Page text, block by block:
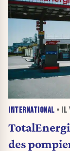
INTERNATIONAL • IL
des